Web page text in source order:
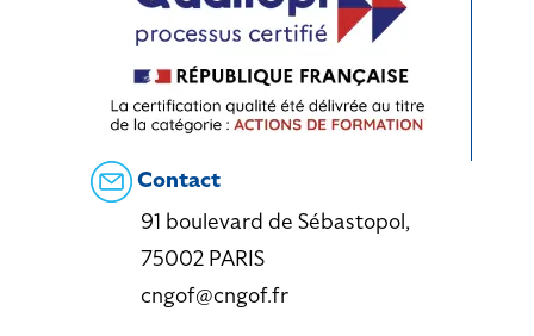
Contact
91 boulevard de Sébastopol,
75002 PARIS
cngof@cngof.fr